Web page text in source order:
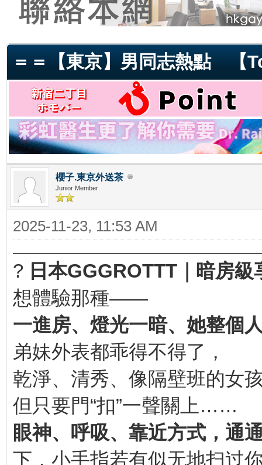
＝＝【東京】男同志熱點 【
櫻子.東京外送茶
Junior Member
2025-11-23, 11:53 AM
? 日本GGGROTTT｜暗房
想體驗那種——
一進房、燈光一暗、她整個
弟妹外表都乖得不得了，
乾淨、清秀、像隔壁班的女
但只要門“扣”一聲關上……
眼神、呼吸、靠近方式，通
下，小手指若有似无地扫过